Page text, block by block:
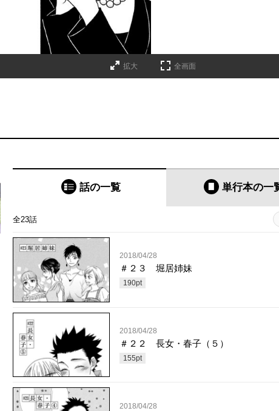
拡大 全画面
話の一覧 単行本の一
全23話
2018/04/28
＃２３ 堀居姉妹
190pt
2018/04/28
＃２２ 長女・春子（５）
155pt
2018/04/28